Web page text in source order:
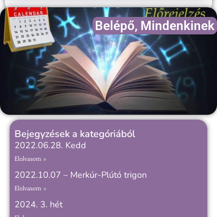
Belépő, Mindenkinek
Bejegyzések a kategóriából
2022.06.28. Kedd
Elolvasom »
2022.10.07 – Merkúr-Plútó trigon
Elolvasom »
2024. 3. hét